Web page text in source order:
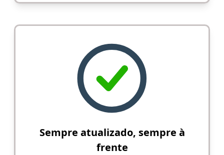
Sempre atualizado, sempre à
frente